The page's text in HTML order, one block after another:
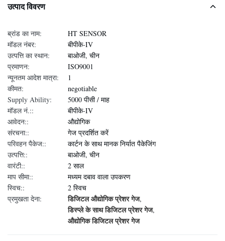
उत्पाद विवरण
ब्रांड का नाम:
HT SENSOR
मॉडल नंबर:
बीपीके-IV
उत्पत्ति का स्थान:
बाओजी, चीन
प्रमाणन:
ISO9001
न्यूनतम आदेश मात्रा:
1
कीमत:
negotiable
Supply Ability:
5000 पीसी / माह
मॉडल नं.::
बीपीके-IV
आवेदन::
औद्योगिक
संरचना::
गेज प्रदर्शित करें
परिवहन पैकेज::
कार्टन के साथ मानक निर्यात पैकेजिंग
उत्पत्ति::
बाओजी, चीन
वारंटी::
2 साल
माप सीमा::
मध्यम दबाव वाला उपकरण
स्विच::
2 स्विच
प्रमुखता देना:
डिजिटल औद्योगिक प्रेशर गेज,
डिस्प्ले के साथ डिजिटल प्रेशर गेज,
औद्योगिक डिजिटल प्रेशर गेज